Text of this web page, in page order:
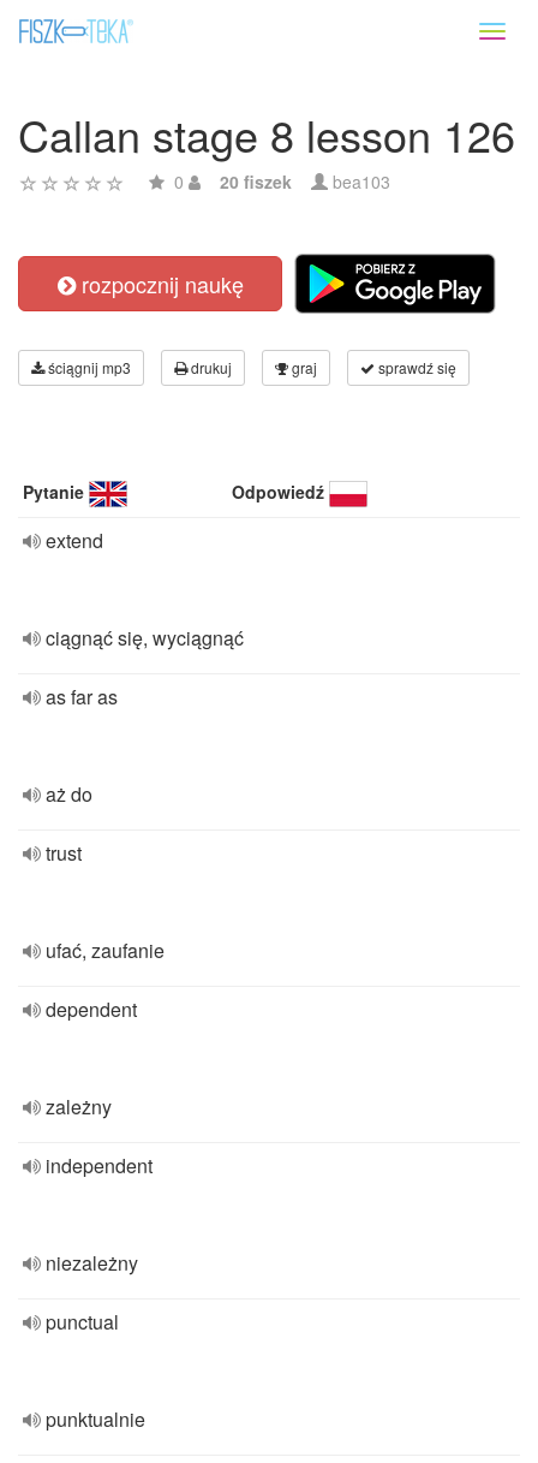
Callan stage 8 lesson 126
0 20 fiszek bea103
rozpocznij naukę
ściągnij mp3 drukuj graj sprawdź się
Pytanie Odpowiedź
extend
ciągnąć się, wyciągnąć
as far as
aż do
trust
ufać, zaufanie
dependent
zależny
independent
niezależny
punctual
punktualnie